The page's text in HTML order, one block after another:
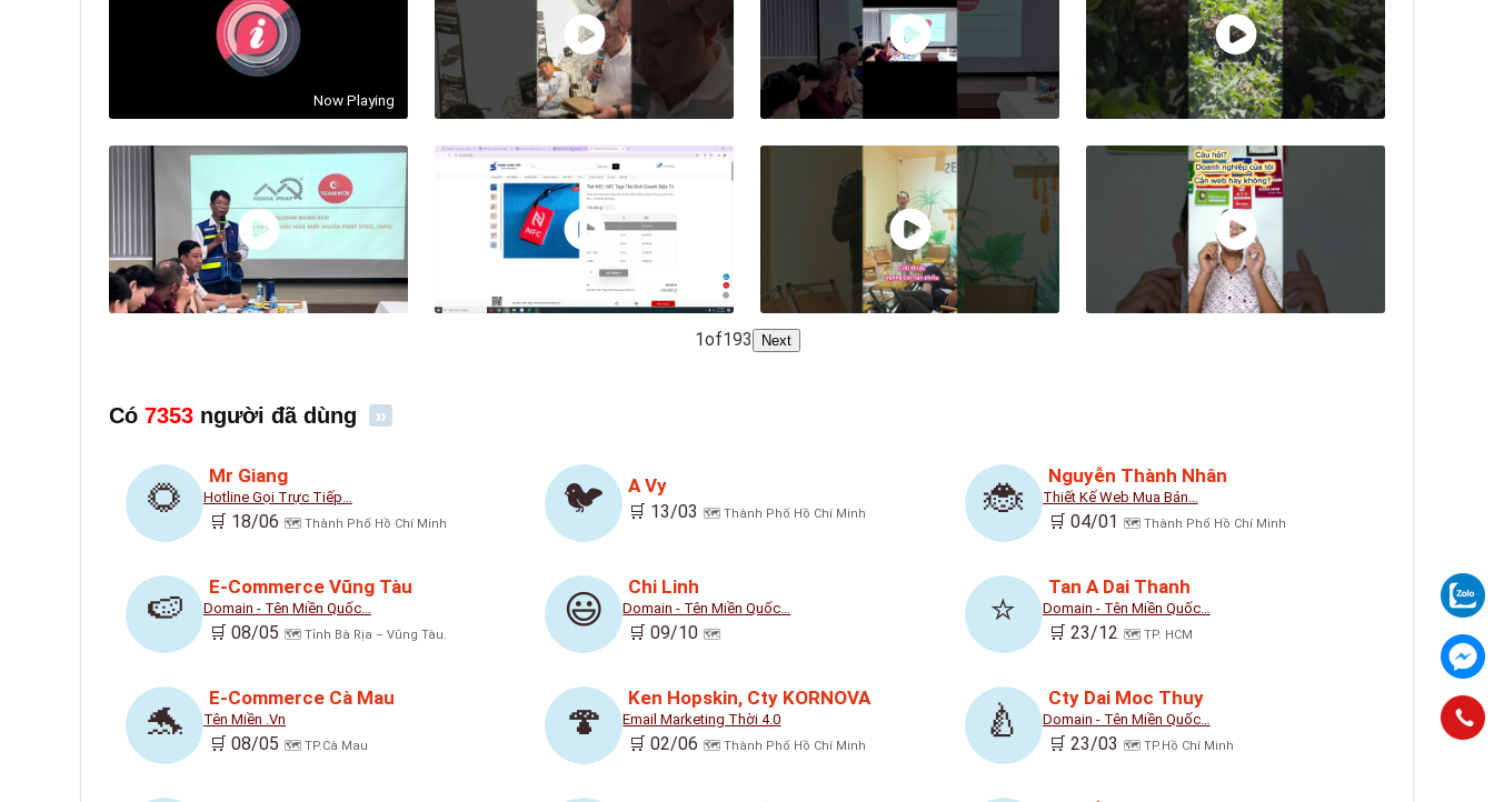
Now Playing
1of193 Next
Có 7353 người đã dùng »
🌻
Mr Giang
Hotline Gọi Trực Tiếp…
🛒 18/06 🗺️ Thành Phố Hồ Chí Minh
🐦 A Vy
🛒 13/03 🗺️ Thành Phố Hồ Chí Minh 🐞
Nguyễn Thành Nhân
Thiết Kế Web Mua Bán…
🛒 04/01 🗺️ Thành Phố Hồ Chí Minh
🍉
E-Commerce Vũng Tàu
Domain - Tên Miền Quốc…
🛒 08/05 🗺️ Tỉnh Bà Rịa – Vũng Tàu.
😃
Chi Linh
Domain - Tên Miền Quốc…
🛒 09/10 🗺️
⭐
Tan A Dai Thanh
Domain - Tên Miền Quốc…
🛒 23/12 🗺️ TP. HCM
🐬
E-Commerce Cà Mau
Tên Miền .vn
🛒 08/05 🗺️ TP.Cà Mau
🍄
Ken Hopskin, Cty KORNOVA
Email Marketing Thời 4.0
🛒 02/06 🗺️ Thành Phố Hồ Chí Minh
🍐
Cty Dai Moc Thuy
Domain - Tên Miền Quốc…
🛒 23/03 🗺️ TP.Hồ Chí Minh